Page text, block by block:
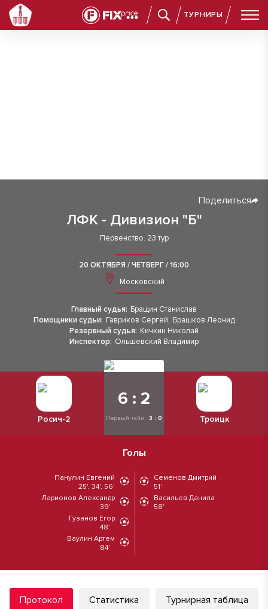
ТУРНИРЫ
ЛФК - Дивизион "Б"
Поделиться
Первенство. 23 тур
20 ОКТЯБРЯ / ЧЕТВЕРГ / 16:00
Московский
Главный судья: Бращин Станислав
Помощники судьи: Гавриков Сергей, Брашков Леонид
Резервный судья: Кичкин Николай
Инспектор: Ольшевский Владимир
Росич-2
6 : 2
Первый тайм: 3 : 0 Троицк
Голы
Панулин Евгений
25', 34', 56'
Ларионов Александр
39'
Гузанов Егор
48'
Ваулин Артем
84'
Семенов Дмитрий
51'
Васильев Данила
58'
Протокол Статистика Турнирная таблица